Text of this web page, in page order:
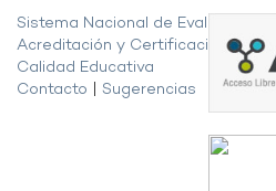
Sistema Nacional de Evaluación,
Acreditación y Certificación de la
Calidad Educativa
Contacto
Sugerencias